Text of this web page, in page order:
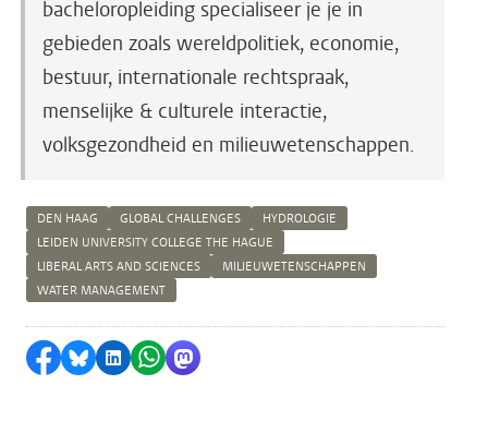
bacheloropleiding specialiseer je je in
gebieden zoals wereldpolitiek, economie,
bestuur, internationale rechtspraak,
menselijke & culturele interactie,
volksgezondheid en milieuwetenschappen.
DEN HAAG GLOBAL CHALLENGES
HYDROLOGIE
LEIDEN UNIVERSITY COLLEGE THE HAGUE
LIBERAL ARTS AND SCIENCES
MILIEUWETENSCHAPPEN
WATER MANAGEMENT
Delen op Facebook
Delen via Bluesky
Delen op LinkedIn
Delen via WhatsApp
Delen via Mastodon